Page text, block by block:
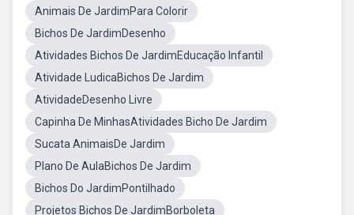
Animais De JardimPara Colorir
Bichos De JardimDesenho
Atividades Bichos De JardimEducação Infantil
Atividade LudicaBichos De Jardim
AtividadeDesenho Livre
Capinha De MinhasAtividades Bicho De Jardim
Sucata AnimaisDe Jardim
Plano De AulaBichos De Jardim
Bichos Do JardimPontilhado
Projetos Bichos De JardimBorboleta